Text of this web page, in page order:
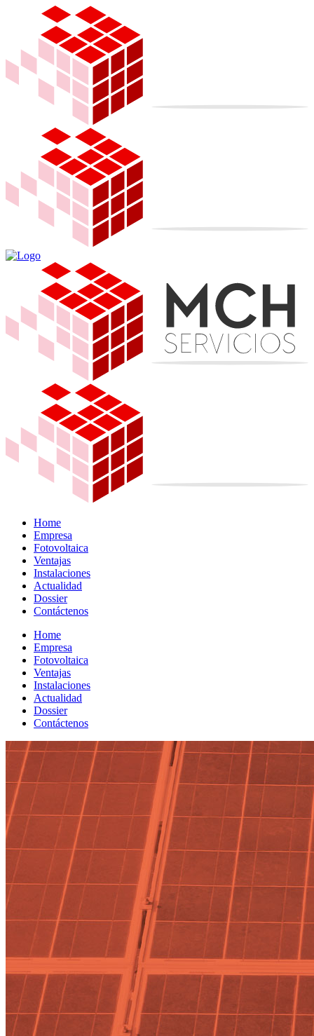
Home
Empresa
Fotovoltaica
Ventajas
Instalaciones
Actualidad
Dossier
Contáctenos
Home
Empresa
Fotovoltaica
Ventajas
Instalaciones
Actualidad
Dossier
Contáctenos